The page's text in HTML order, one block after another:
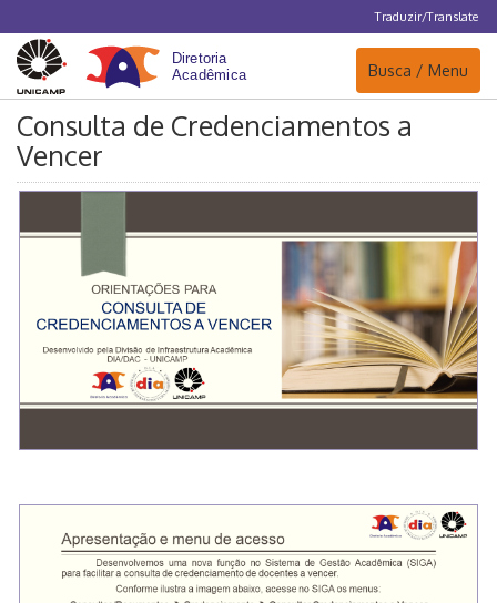
Traduzir/Translate
Navegação
Busca / Menu
Consulta de Credenciamentos a
Vencer